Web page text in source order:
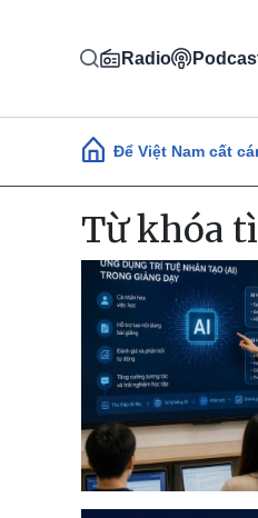
Radio
Main Để Việt Nam cất
Từ khóa